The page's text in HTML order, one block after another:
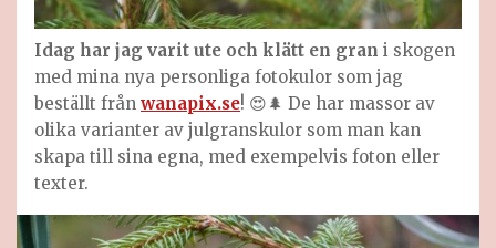
Idag har jag varit ute och klätt en gran i skogen
med mina nya personliga fotokulor som jag
beställt från wanapix.se! 😍🌲 De har massor av
olika varianter av julgranskulor som man kan
skapa till sina egna, med exempelvis foton eller
texter.